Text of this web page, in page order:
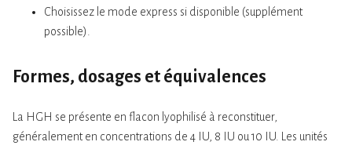
Choisissez le mode express si disponible (supplément
possible).
Formes, dosages et équivalences
La HGH se présente en flacon lyophilisé à reconstituer,
généralement en concentrations de 4 IU, 8 IU ou 10 IU. Les unités